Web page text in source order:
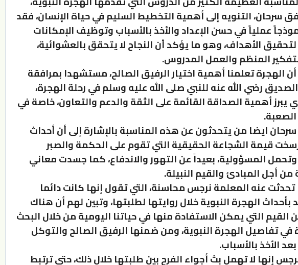
سرحان، التنويه إلى أهمية التخطيط السليم في حياة الإنسان، فقد
عملياً في حسن الإعداد والأخذ بالأسباب وتوظيف الإمكانات
لتحقيق الأهداف، وهو ما يؤكد أن النجاح لا يتحقق بالعشوائية،
المنظم والعمل المدروس.
الهجرة تعلمنا أهمية اختيار الرفيق الصالح، مستشهدا بمرافقة
رضي الله عنه للنبي صلى الله عليه وسلم في رحلة الهجرة،
يبرز أهمية الصداقة القائمة على الثقة والدعم والتعاون، خاصة في
ايضا من يتحدثون عن هذه المناسبة بالإشارة إلى أن أحداث
قيمة الشجاعة الحقيقية التي تقوم على الحكمة والصبر
وتحمل المسؤولية، بعيداً عن التهور والاندفاع، كما جسدت معاني
أجل المبادئ والقيم النبيلة.
عنه المعلمة نرجس محاسنة، التي تقول إنها كانت دائما
الهجرة النبوية خلال روايتها لطلبتها، وتبين لهم أن هناك
القيم التي يمكن الاستفادة منها في حياتنا اليومية من خلال البحث
في تفاصيل الهجرة النبوية، ومن ضمنها الرفيق الصالح والتوكل
الأخذ بالأسباب.
إنها لا تهمل بث أجواء الفرح بين طلبتها خلال ذلك، حتى ترتبط